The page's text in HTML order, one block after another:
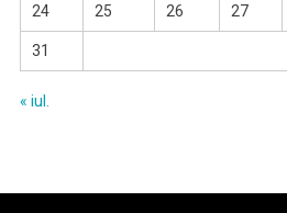
24 25 26 27
31
« iul.